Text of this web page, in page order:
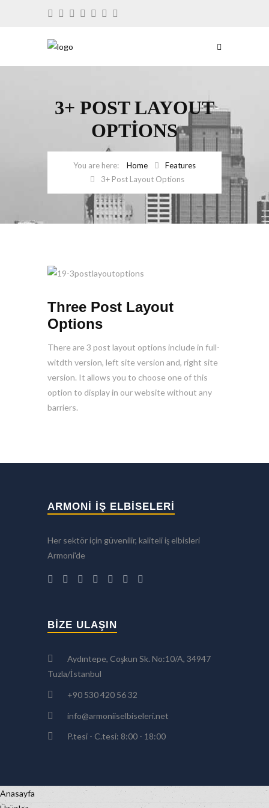
3+ POST LAYOUT
OPTIONS
Home
Features
3+ Post Layout Options
Three Post Layout
Options
There are 3 post layout options include in full-
witdth version, left site version and, right site
version. It allows you to choose one of this
option to display in our website without any
barriers.
ARMONİ İŞ ELBİSELERİ
Her sektör için güvenilir, kaliteli iş elbisleri
Armoni'de
BIZE ULAŞIN
Aydıntepe, Coşkun Sk. No:10/A, 34947
Tuzla/İstanbul
+90 530 420 56 32
info@armoniiselbiseleri.net
P.tesi - C.tesi: 8:00 - 18:00
Anasayfa